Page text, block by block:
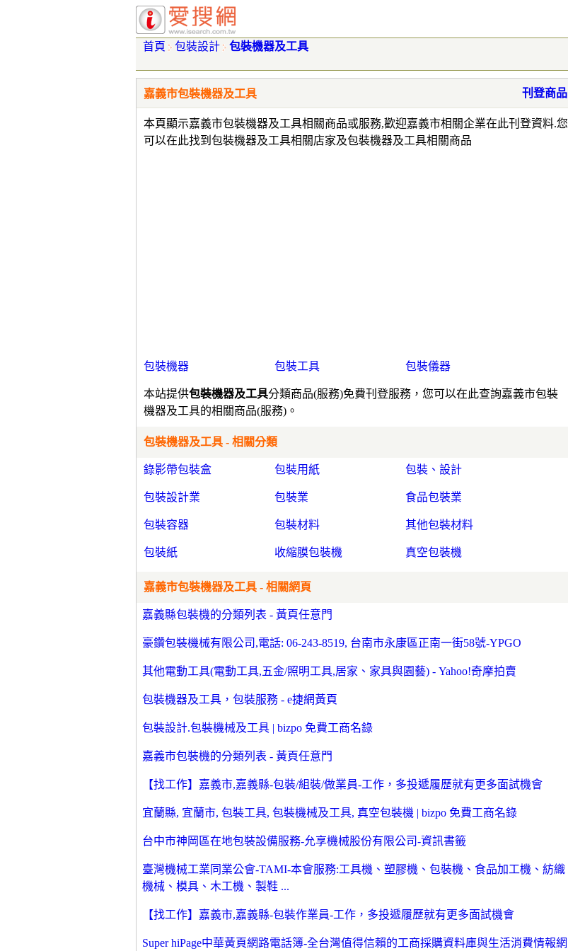
首頁 包裝設計 包裝機器及工具
嘉義市包裝機器及工具
本頁顯示嘉義市包裝機器及工具相關商品或服務,歡迎嘉義市相關企業在此刊登資料.您
可以在此找到包裝機器及工具相關店家及包裝機器及工具相關商品
刊登商品
包裝機器 包裝工具 包裝儀器
本站提供包裝機器及工具分類商品(服務)免費刊登服務，您可以在此查詢嘉義市包裝
機器及工具的相關商品(服務)。
包裝機器及工具 - 相關分類
錄影帶包裝盒 包裝用紙 包裝、設計
包裝設計業 包裝業 食品包裝業
包裝容器 包裝材料 其他包裝材料
包裝紙 收縮膜包裝機 真空包裝機
嘉義市包裝機器及工具 - 相關網頁
嘉義縣包裝機的分類列表 - 黃頁任意門
豪鑽包裝機械有限公司,電話: 06-243-8519, 台南市永康區正南一街58號-YPGO
其他電動工具(電動工具,五金/照明工具,居家、家具與園藝) - Yahoo!奇摩拍賣
包裝機器及工具，包裝服務 - e捷網黃頁
包裝設計.包裝機械及工具 | bizpo 免費工商名錄
嘉義市包裝機的分類列表 - 黃頁任意門
【找工作】嘉義市,嘉義縣-包裝/組裝/做業員-工作，多投遞履歷就有更多面試機會
宜蘭縣, 宜蘭市, 包裝工具, 包裝機械及工具, 真空包裝機 | bizpo 免費工商名錄
台中市神岡區在地包裝設備服務-允享機械股份有限公司-資訊書籤
臺灣機械工業同業公會-TAMI-本會服務:工具機、塑膠機、包裝機、食品加工機、紡織
機械、模具、木工機、製鞋 ...
【找工作】嘉義市,嘉義縣-包裝作業員-工作，多投遞履歷就有更多面試機會
Super hiPage中華黃頁網路電話簿-全台灣值得信賴的工商採購資料庫與生活消費情報網